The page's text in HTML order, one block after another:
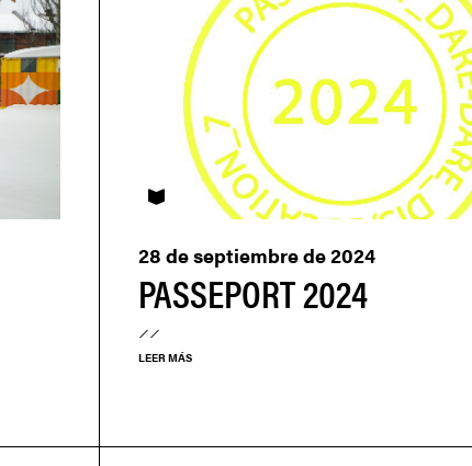
PASSEPORT 2024
28 de septiembre de 2024
PASSEPORT
LEER MÁS